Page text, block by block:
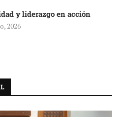
y liderazgo en acción
2026